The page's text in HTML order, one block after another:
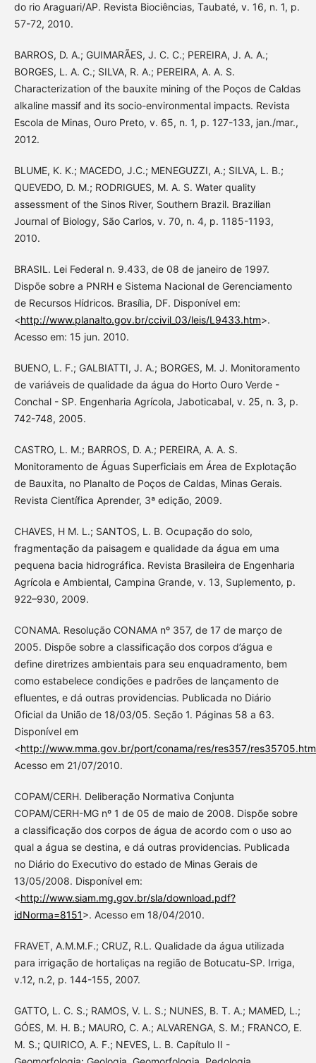
do rio Araguari/AP. Revista Biociências, Taubaté, v. 16, n. 1, p.
57-72, 2010.
BARROS, D. A.; GUIMARÃES, J. C. C.; PEREIRA, J. A. A.;
BORGES, L. A. C.; SILVA, R. A.; PEREIRA, A. A. S.
Characterization of the bauxite mining of the Poços de Caldas
alkaline massif and its socio-environmental impacts. Revista
Escola de Minas, Ouro Preto, v. 65, n. 1, p. 127-133, jan./mar.,
2012.
BLUME, K. K.; MACEDO, J.C.; MENEGUZZI, A.; SILVA, L. B.;
QUEVEDO, D. M.; RODRIGUES, M. A. S. Water quality
assessment of the Sinos River, Southern Brazil. Brazilian
Journal of Biology, São Carlos, v. 70, n. 4, p. 1185-1193,
2010.
BRASIL. Lei Federal n. 9.433, de 08 de janeiro de 1997.
Dispõe sobre a PNRH e Sistema Nacional de Gerenciamento
de Recursos Hídricos. Brasília, DF. Disponível em:
<http://www.planalto.gov.br/ccivil_03/leis/L9433.htm>.
Acesso em: 15 jun. 2010.
BUENO, L. F.; GALBIATTI, J. A.; BORGES, M. J. Monitoramento
de variáveis de qualidade da água do Horto Ouro Verde -
Conchal - SP. Engenharia Agrícola, Jaboticabal, v. 25, n. 3, p.
742-748, 2005.
CASTRO, L. M.; BARROS, D. A.; PEREIRA, A. A. S.
Monitoramento de Águas Superficiais em Área de Explotação
de Bauxita, no Planalto de Poços de Caldas, Minas Gerais.
Revista Científica Aprender, 3ª edição, 2009.
CHAVES, H M. L.; SANTOS, L. B. Ocupação do solo,
fragmentação da paisagem e qualidade da água em uma
pequena bacia hidrográfica. Revista Brasileira de Engenharia
Agrícola e Ambiental, Campina Grande, v. 13, Suplemento, p.
922–930, 2009.
CONAMA. Resolução CONAMA nº 357, de 17 de março de
2005. Dispõe sobre a classificação dos corpos d’água e
define diretrizes ambientais para seu enquadramento, bem
como estabelece condições e padrões de lançamento de
efluentes, e dá outras providencias. Publicada no Diário
Oficial da União de 18/03/05. Seção 1. Páginas 58 a 63.
Disponível em
<http://www.mma.gov.br/port/conama/res/res357/
Acesso em 21/07/2010.
COPAM/CERH. Deliberação Normativa Conjunta
COPAM/CERH-MG nº 1 de 05 de maio de 2008. Dispõe sobre
a classificação dos corpos de água de acordo com o uso ao
qual a água se destina, e dá outras providencias. Publicada
no Diário do Executivo do estado de Minas Gerais de
13/05/2008. Disponível em:
<http://www.siam.mg.gov.br/sla/download.pdf?
idNorma=8151>. Acesso em 18/04/2010.
FRAVET, A.M.M.F.; CRUZ, R.L. Qualidade da água utilizada
para irrigação de hortaliças na região de Botucatu-SP. Irriga,
v.12, n.2, p. 144-155, 2007.
GATTO, L. C. S.; RAMOS, V. L. S.; NUNES, B. T. A.; MAMED, L.;
GÓES, M. H. B.; MAURO, C. A.; ALVARENGA, S. M.; FRANCO, E.
M. S.; QUIRICO, A. F.; NEVES, L. B. Capítulo II -